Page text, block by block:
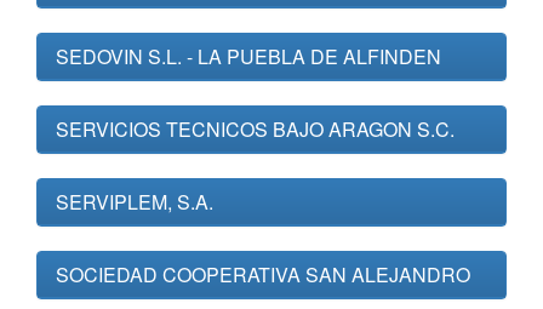
SEDOVIN S.L. - LA PUEBLA DE ALFINDEN
SERVICIOS TECNICOS BAJO ARAGON S.C.
SERVIPLEM, S.A.
SOCIEDAD COOPERATIVA SAN ALEJANDRO